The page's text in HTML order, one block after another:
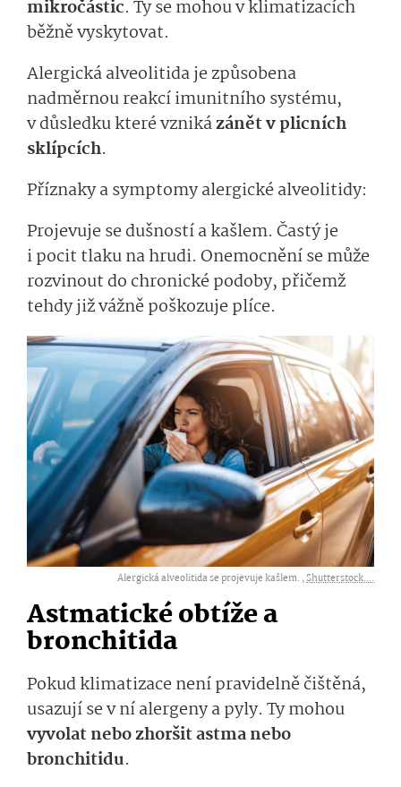
mikročástic. Ty se mohou v klimatizacích
běžně vyskytovat.
Alergická alveolitida je způsobena
nadměrnou reakcí imunitního systému,
v důsledku které vznikázánět v plicních
sklípcích.
Příznaky a symptomy alergické alveolitidy:
Projevuje se dušností a kašlem. Častý je
i pocit tlaku na hrudi. Onemocnění se může
rozvinout do chronické podoby, přičemž
tehdy již vážně poškozuje plíce.
Alergická alveolitida se projevuje kašlem. ,Shutterstock....
Astmatické obtíže a
bronchitida
Pokud klimatizace není pravidelně čištěná,
usazují se v ní alergeny a pyly. Ty mohou
vyvolat nebo zhoršit astma nebo
bronchitidu.